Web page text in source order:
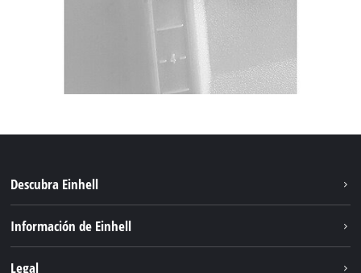
Descubra Einhell
Servicio
Información de Einhell
Legal